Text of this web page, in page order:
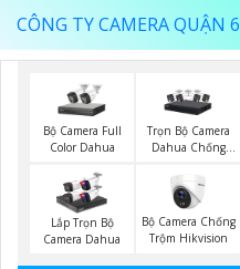
CÔNG TY CAMERA QUẬN 6
Bộ Camera Full
Color Dahua
Trọn Bộ Camera
Dahua Chống
Lắp Trọn Bộ
Camera Dahua
Bộ Camera Chống
Trộm Hikvision